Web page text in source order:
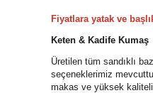
Fiyatlara yatak ve
Keten & Kadife Kumaş
Üretilen tüm sandıklı
seçeneklerimiz
makas ve yüksek kaliteli